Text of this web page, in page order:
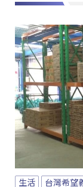
生活 台灣希望